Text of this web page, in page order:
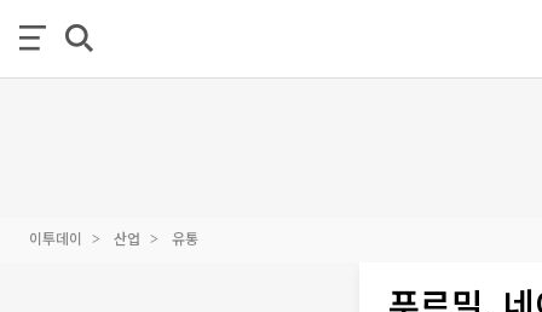
이투데이 산업 유통